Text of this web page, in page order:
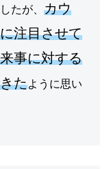
たが、 カウ
注目させて
事に対する
たように思い